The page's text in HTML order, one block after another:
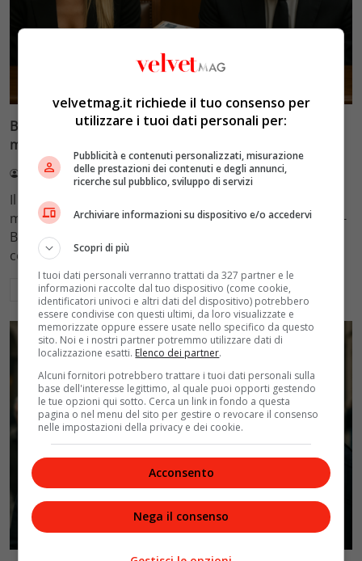
Blasi vs Totti: il giudice riduce l’assegno di
mantenimento a 10.900 euro
Redazione VelvetMAG 4 Agosto 2026
Il Tribunale di Roma ha fissato l'assegno di
mantenimento figli a 10.900 euro mensili nel caso Totti-
Blasi, respingendo la richiesta di 20mila euro della
conduttrice.
Leggi di più
Politica
velvetmag.it richiede il tuo consenso per
utilizzare i tuoi dati personali per:
Pubblicità e contenuti personalizzati, misurazione
delle prestazioni dei contenuti e degli annunci,
ricerche sul pubblico, sviluppo di servizi
Archiviare informazioni su dispositivo e/o accedervi
Scopri di più
I tuoi dati personali verranno trattati da 327 partner e le
informazioni raccolte dal tuo dispositivo (come cookie,
identificatori univoci e altri dati del dispositivo) potrebbero
essere condivise con questi ultimi, da loro visualizzate e
memorizzate oppure essere usate nello specifico da questo
sito. Noi e i nostri partner potremmo utilizzare dati di
localizzazione esatti. Elenco dei partner.
Alcuni fornitori potrebbero trattare i tuoi dati personali sulla
base dell'interesse legittimo, al quale puoi opporti gestendo
le tue opzioni qui sotto. Cerca un link in fondo a questa
pagina o nel menu del sito per gestire o revocare il consenso
nelle impostazioni della privacy e dei cookie.
Acconsento
Nega il consenso